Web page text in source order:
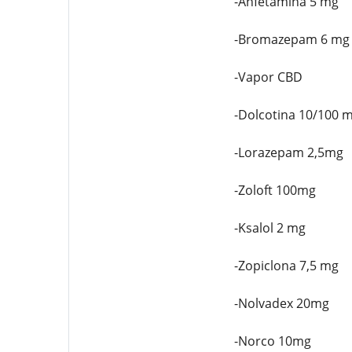
-Bromazepam 6 mg
-Vapor CBD
-Dolcotina 10/100
-Lorazepam 2,5mg
-Zoloft 100mg
-Ksalol 2 mg
-Zopiclona 7,5 mg
-Nolvadex 20mg
-Norco 10mg